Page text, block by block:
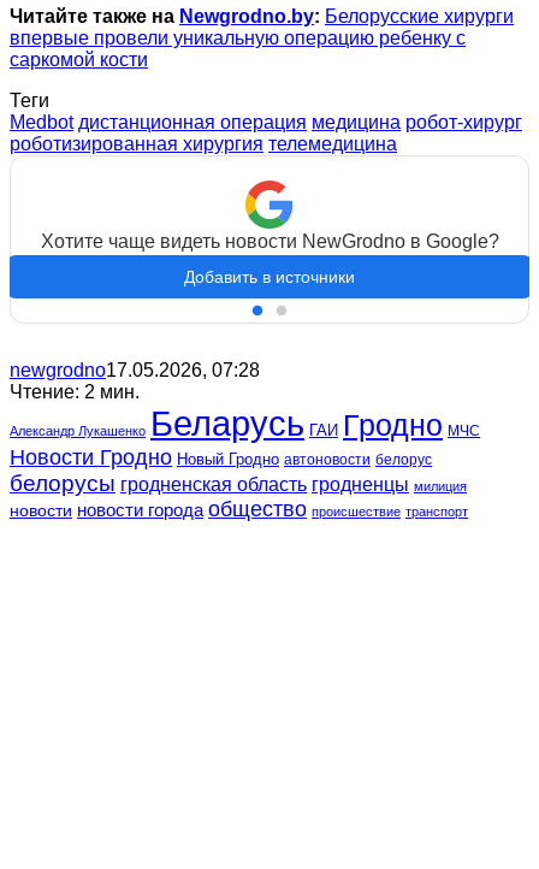
Читайте также на Newgrodno.by: Белорусские хирурги
впервые провели уникальную операцию ребенку с
саркомой кости
Теги
Medbot дистанционная операция медицина робот-хирург
роботизированная хирургия телемедицина
Хотите чаще видеть новости NewGrodno в Google?
Добавить в источники
newgrodno17.05.2026, 07:28
Чтение: 2 мин.
Александр Лукашенко Беларусь ГАИ Гродно МЧС
Новости Гродно Новый Гродно автоновости белорус
белорусы гродненская область гродненцы милиция
новости новости города общество происшествие транспорт